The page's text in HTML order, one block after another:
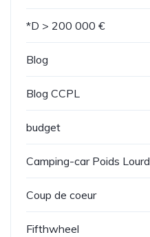
*D > 200 000 €
Blog
Blog CCPL
budget
Camping-car Poids Lourd
Coup de coeur
Fifthwheel